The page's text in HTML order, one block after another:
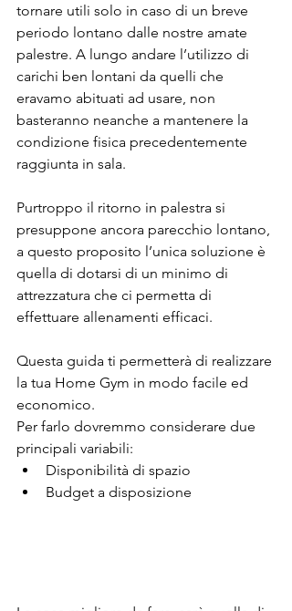
tornare utili solo in caso di un breve
periodo lontano dalle nostre amate
palestre. A lungo andare l’utilizzo di
carichi ben lontani da quelli che
eravamo abituati ad usare, non
basteranno neanche a mantenere la
condizione fisica precedentemente
raggiunta in sala.
Purtroppo il ritorno in palestra si
presuppone ancora parecchio lontano,
a questo proposito l’unica soluzione è
quella di dotarsi di un minimo di
attrezzatura che ci permetta di
effettuare allenamenti efficaci.
Questa guida ti permetterà di realizzare
la tua Home Gym in modo facile ed
economico.
Per farlo dovremmo considerare due
principali variabili:
Disponibilità di spazio
Budget a disposizione